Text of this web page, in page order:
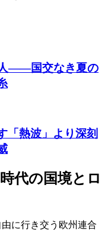
――国交なき夏の
「熱波」より深刻
代の国境とロ
に行き交う欧州連合